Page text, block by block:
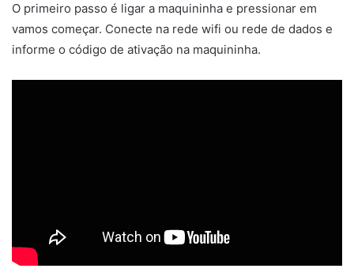
O primeiro passo é ligar a maquininha e pressionar em
vamos começar. Conecte na rede wifi ou rede de dados e
informe o código de ativação na maquininha.